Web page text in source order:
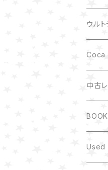
ウル
Coca
中古
Used